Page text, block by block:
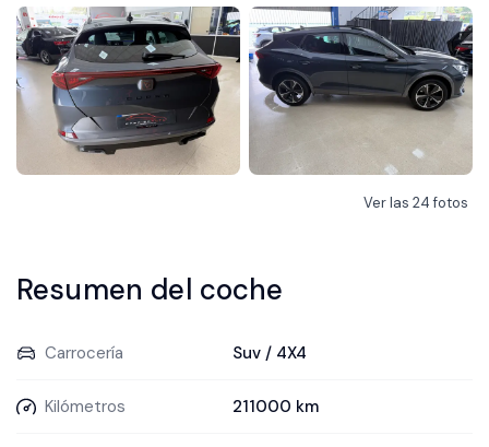
Ver las 24fotos
Resumen del coche
Carrocería Suv / 4X4
Kilómetros 211000 km